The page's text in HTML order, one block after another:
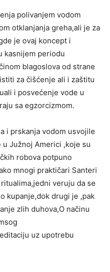
polivanjem vodom
otklanjanja greha,ali je za
je ovaj koncept i
kasnijem periodu
blagoslova od strane
za čišćenje ali i zaštitu
i posvećenje vode u
sa egzorcizmom.
i prskanja vodom usvojile
Južnoj Americi ,koje su
robova potpuno
mnogi praktičari Santeri
veruju da se
kupanje,dok drugi je ,pak
zlih duhova,O načinu
uz upotrebu